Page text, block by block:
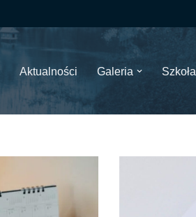
Aktualności Galeria Szkoła